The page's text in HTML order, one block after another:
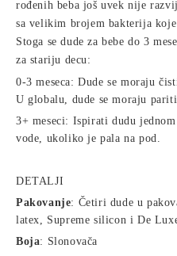
rođenih beba još uvek nije
sa velikim brojem bakterija
Stoga se dude za bebe do 3
za stariju decu:
0-3 meseca: Dude se moraju
U globalu, dude se moraju
3+ meseci: Ispirati dudu
vode, ukoliko je pala na pod.
DETALJI
Pakovanje: Četiri dude u
latex, Supreme silicon i De
Boja: Slonovača